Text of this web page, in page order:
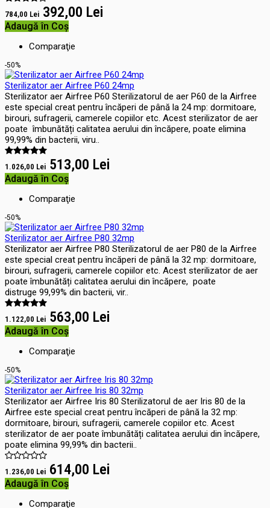
784,00 Lei 392,00 Lei
Adaugă în Coş
Comparaţie
-50%
Sterilizator aer Airfree P60 24mp
Sterilizator aer Airfree P60 Sterilizatorul de aer P60 de la Airfree
este special creat pentru încăperi de până la 24 mp: dormitoare,
birouri, sufragerii, camerele copiilor etc. Acest sterilizator de aer
poate îmbunătăți calitatea aerului din încăpere, poate elimina
99,99% din bacterii, viru..
1.026,00 Lei 513,00 Lei
Adaugă în Coş
Comparaţie
-50%
Sterilizator aer Airfree P80 32mp
Sterilizator aer Airfree P80 Sterilizatorul de aer P80 de la Airfree
este special creat pentru încăperi de până la 32 mp: dormitoare,
birouri, sufragerii, camerele copiilor etc. Acest sterilizator de aer
poate îmbunătăți calitatea aerului din încăpere, poate
distruge 99,99% din bacterii, vir..
1.122,00 Lei 563,00 Lei
Adaugă în Coş
Comparaţie
-50%
Sterilizator aer Airfree Iris 80 32mp
Sterilizator aer Airfree Iris 80 Sterilizatorul de aer Iris 80 de la
Airfree este special creat pentru încăperi de până la 32 mp:
dormitoare, birouri, sufragerii, camerele copiilor etc. Acest
sterilizator de aer poate îmbunătăți calitatea aerului din încăpere,
poate elimina 99,99% din bacterii..
1.236,00 Lei 614,00 Lei
Adaugă în Coş
Comparaţie